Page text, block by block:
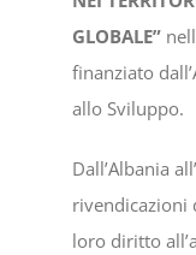
GLOBALE”
finanziato
allo Sviluppo.
Dall’Albania
rivendicazioni
loro diritto